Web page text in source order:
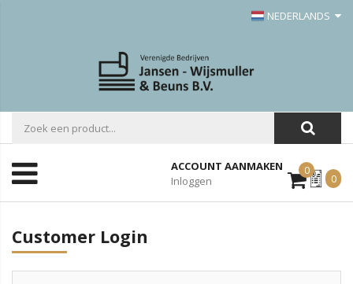
NEDERLANDS
ACCOUNT AANMAKEN
Inloggen
0Mijn
Offerte
0
Customer Login